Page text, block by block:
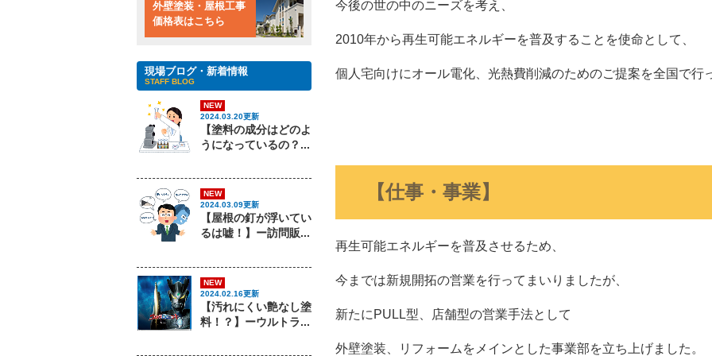
今後の世の中のニーズを考え、
2010年から再生可能エネルギーを普及することを使命として、
個人宅向けにオール電化、光熱費削減のためのご提案を全国で行
【仕事・事業】
再生可能エネルギーを普及させるため、
今までは新規開拓の営業を行ってまいりましたが、
新たにPULL型、店舗型の営業手法として
外壁塗装、リフォームをメインとした事業部を立ち上げました。
外壁塗装・屋根工事
価格表はこちら
現場ブログ・新着情報
STAFF BLOG
NEW
2024.03.20更新
【塗料の成分はどのよ
うになっているの？...
NEW
2024.03.09更新
【屋根の釘が浮いてい
るは嘘！】ー訪問販...
NEW
2024.02.16更新
【汚れにくい艶なし塗
料！？】ーウルトラ...